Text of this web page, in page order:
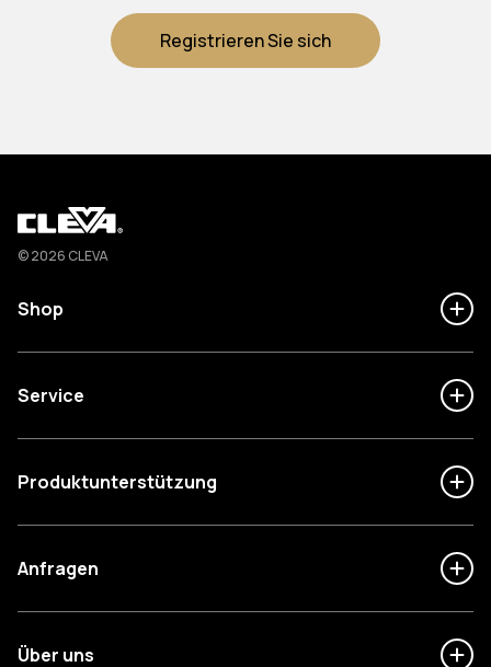
Registrieren Sie sich
Cleva
© 2026 CLEVA
Shop
Service
Produktunterstützung
Anfragen
Über uns